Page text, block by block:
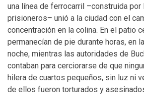
una línea de ferrocarril –construida
prisioneros– unió a la ciudad con el
concentración en la colina. En el patio
permanecían de pie durante horas, en
noche, mientras las autoridades de
contaban para cerciorarse de que
hilera de cuartos pequeños, sin luz ni
de ellos fueron torturados y